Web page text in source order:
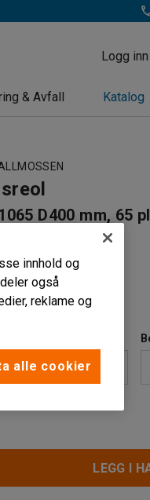
Logg
& Avfall Katalog
D400 mm, 65
lagring
LEGG I
innhold og
også
reklame og
alle cookier